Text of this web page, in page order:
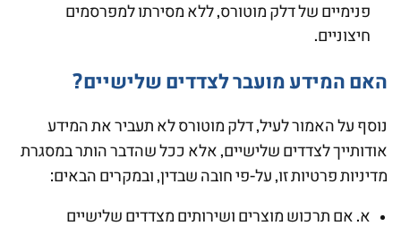
פנימיים של דלק מוטורס, ללא מסירתו למפרסמים
חיצוניים.
האם המידע מועבר לצדדים שלישיים?
נוסף על האמור לעיל, דלק מוטורס לא תעביר את המידע
אודותייך לצדדים שלישיים, אלא ככל שהדבר הותר במסגרת
מדיניות פרטיות זו, על-פי חובה שבדין, ובמקרים הבאים:
א. אם תרכוש מוצרים ושירותים מצדדים שלישיים